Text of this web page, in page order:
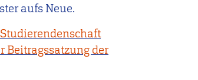
aufs Neue.
Beitragssatzung der